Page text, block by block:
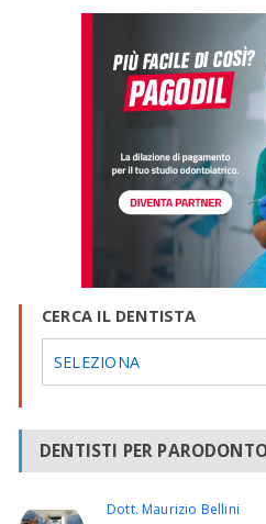
CERCA IL DENTISTA
SELEZIONA
DENTISTI PER
Dott. Maurizio Bellini